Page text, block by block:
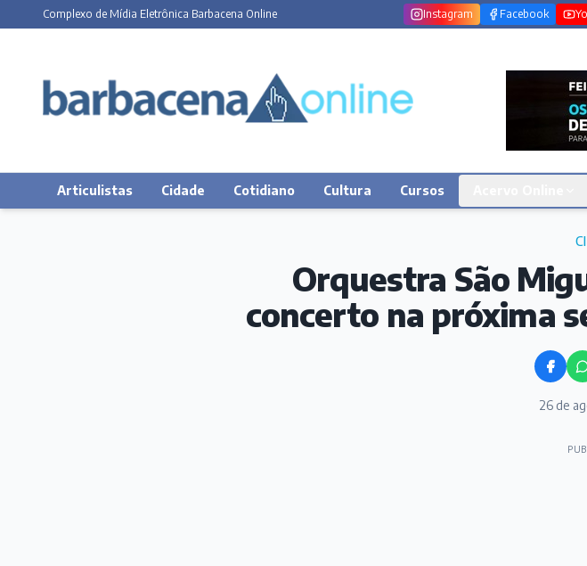
Complexo de Mídia Eletrônica Barbacena Online Instagram Facebook
Articulistas Cidade Cotidiano Cultura Cursos
Orquestra São
concerto na próxima
26 de